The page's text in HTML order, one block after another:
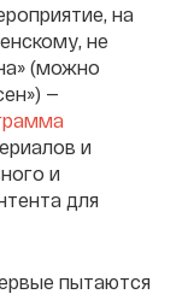
на
не
(можно
—
и
и
для
пытаются